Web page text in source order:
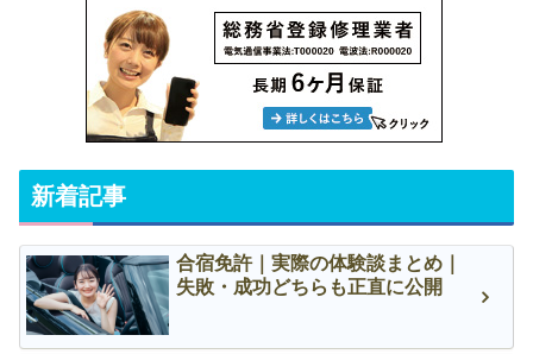
新着記事
合宿免許｜実際の体験談まとめ｜
失敗・成功どちらも正直に公開